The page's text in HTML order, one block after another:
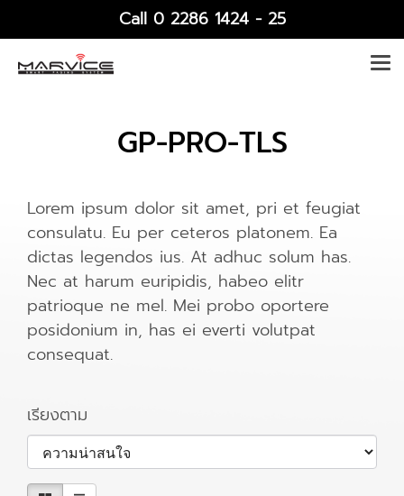
Call 0 2286 1424 - 25
GP-PRO-TLS
Lorem ipsum dolor sit amet, pri et feugiat
consulatu. Eu per ceteros platonem. Ea
dictas legendos ius. At adhuc solum has.
Nec at harum euripidis, habeo elitr
patrioque ne mel. Mei probo oportere
posidonium in, has ei everti volutpat
consequat.
เรียงตาม